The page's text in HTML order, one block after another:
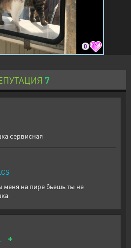
0
7
сервисная
меня на пире бьешь ты не
+